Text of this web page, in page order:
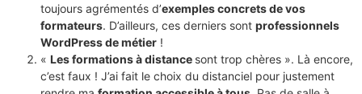
toujours agrémentés d’exemples concrets de vos
formateurs. D’ailleurs, ces derniers sont professionnels
WordPress de métier !
« Les formations à distance sont trop chères ». Là encore,
c’est faux ! J’ai fait le choix du distanciel pour justement